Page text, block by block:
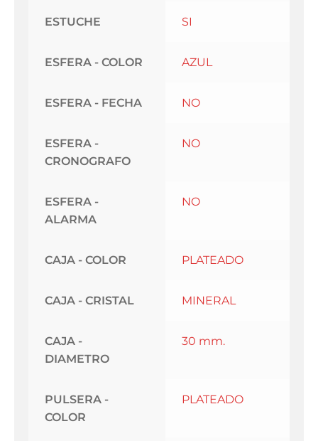
ESTUCHE SI
ESFERA - COLOR AZUL
ESFERA - FECHA NO
ESFERA -
CRONOGRAFO
NO
ESFERA -
ALARMA
NO
CAJA - COLOR PLATEADO
CAJA - CRISTAL MINERAL
CAJA -
DIAMETRO
30 mm.
PULSERA -
COLOR
PLATEADO